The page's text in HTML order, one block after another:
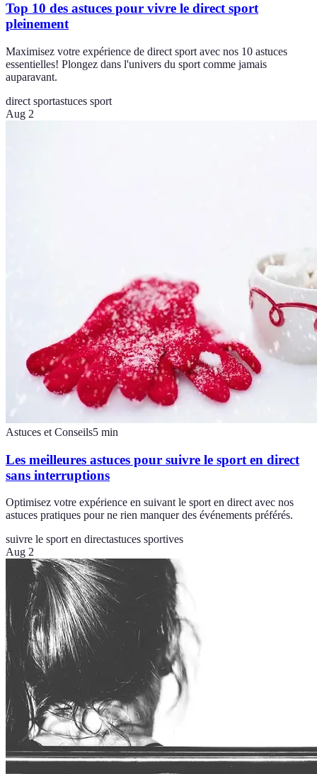
Top 10 des astuces pour vivre le direct sport
pleinement
Maximisez votre expérience de direct sport avec nos 10 astuces
essentielles! Plongez dans l'univers du sport comme jamais
auparavant.
direct sportastuces sport
Aug 2
Astuces et Conseils5 min
Les meilleures astuces pour suivre le sport en direct
sans interruptions
Optimisez votre expérience en suivant le sport en direct avec nos
astuces pratiques pour ne rien manquer des événements préférés.
suivre le sport en directastuces sportives
Aug 2